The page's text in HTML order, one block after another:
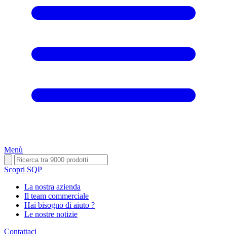
Menù
Scopri SQP
La nostra azienda
Il team commerciale
Hai bisogno di aiuto ?
Le nostre notizie
Contattaci